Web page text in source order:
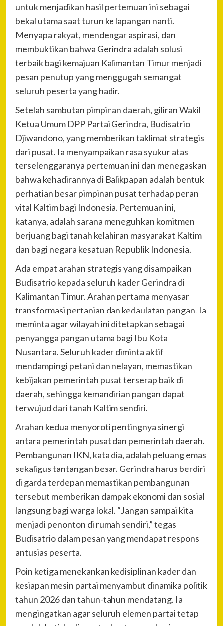
untuk menjadikan hasil pertemuan ini sebagai
bekal utama saat turun ke lapangan nanti.
Menyapa rakyat, mendengar aspirasi, dan
membuktikan bahwa Gerindra adalah solusi
terbaik bagi kemajuan Kalimantan Timur menjadi
pesan penutup yang menggugah semangat
seluruh peserta yang hadir.
Setelah sambutan pimpinan daerah, giliran Wakil
Ketua Umum DPP Partai Gerindra, Budisatrio
Djiwandono, yang memberikan taklimat strategis
dari pusat. Ia menyampaikan rasa syukur atas
terselenggaranya pertemuan ini dan menegaskan
bahwa kehadirannya di Balikpapan adalah bentuk
perhatian besar pimpinan pusat terhadap peran
vital Kaltim bagi Indonesia. Pertemuan ini,
katanya, adalah sarana meneguhkan komitmen
berjuang bagi tanah kelahiran masyarakat Kaltim
dan bagi negara kesatuan Republik Indonesia.
Ada empat arahan strategis yang disampaikan
Budisatrio kepada seluruh kader Gerindra di
Kalimantan Timur. Arahan pertama menyasar
transformasi pertanian dan kedaulatan pangan. Ia
meminta agar wilayah ini ditetapkan sebagai
penyangga pangan utama bagi Ibu Kota
Nusantara. Seluruh kader diminta aktif
mendampingi petani dan nelayan, memastikan
kebijakan pemerintah pusat terserap baik di
daerah, sehingga kemandirian pangan dapat
terwujud dari tanah Kaltim sendiri.
Arahan kedua menyoroti pentingnya sinergi
antara pemerintah pusat dan pemerintah daerah.
Pembangunan IKN, kata dia, adalah peluang emas
sekaligus tantangan besar. Gerindra harus berdiri
di garda terdepan memastikan pembangunan
tersebut memberikan dampak ekonomi dan sosial
langsung bagi warga lokal. “Jangan sampai kita
menjadi penonton di rumah sendiri,” tegas
Budisatrio dalam pesan yang mendapat respons
antusias peserta.
Poin ketiga menekankan kedisiplinan kader dan
kesiapan mesin partai menyambut dinamika politik
tahun 2026 dan tahun-tahun mendatang. Ia
mengingatkan agar seluruh elemen partai tetap